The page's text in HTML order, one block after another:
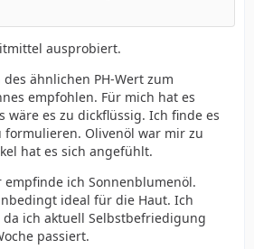
ausprobiert.
ähnlichen PH-Wert zum
empfohlen. Für mich hat es
wäre es zu dickflüssig. Ich finde es
formulieren. Olivenöl war mir zu
hat es sich angefühlt.
ich Sonnenblumenöl.
ideal für die Haut. Ich
ich aktuell Selbstbefriedigung
passiert.